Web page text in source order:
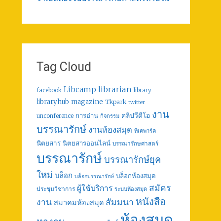
Tag Cloud
facebook Libcamp librarian library
libraryhub magazine Tkpark twitter
unconference การอ่าน กิจกรรม คลิปวีดีโอ งาน
บรรณารักษ์ งานห้องสมุด ทีเคพาร์ค
นิตยสาร นิตยสารออนไลน์ บรรณารักษศาสตร์
บรรณารักษ์ บรรณารักษ์ยุค
ใหม่ บล็อก บล็อกบรรณารักษ์ บล็อกห้องสมุด
ประชุมวิชาการ ผู้ใช้บริการ ระบบห้องสมุด สมัคร
งาน สมาคมห้องสมุด สัมมนา หนังสือ